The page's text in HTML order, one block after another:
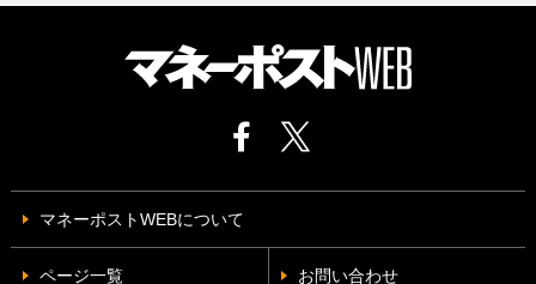
マネーポストWEBについて
ページ一覧 お問い合わせ